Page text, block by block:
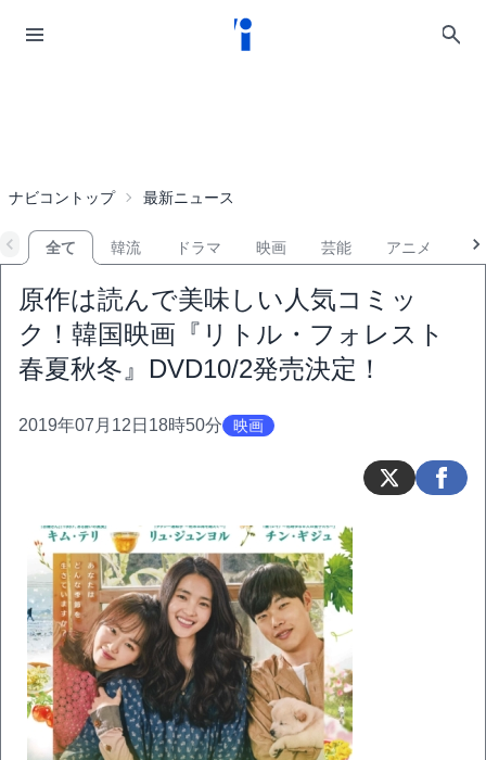
ナビコントップ 最新ニュース
全て 韓流 ドラマ 映画 芸能 アニメ
原作は読んで美味しい人気コミッ
ク！韓国映画『リトル・フォレスト
春夏秋冬』DVD10/2発売決定！
2019年07月12日18時50分 映画